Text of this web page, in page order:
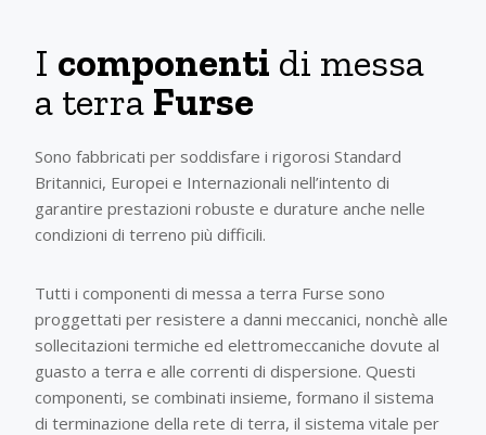
I componenti di messa
a terra Furse
Sono fabbricati per soddisfare i rigorosi Standard
Britannici, Europei e Internazionali nell’intento di
garantire prestazioni robuste e durature anche nelle
condizioni di terreno più difficili.
Tutti i componenti di messa a terra Furse sono
proggettati per resistere a danni meccanici, nonchè alle
sollecitazioni termiche ed elettromeccaniche dovute al
guasto a terra e alle correnti di dispersione. Questi
componenti, se combinati insieme, formano il sistema
di terminazione della rete di terra, il sistema vitale per